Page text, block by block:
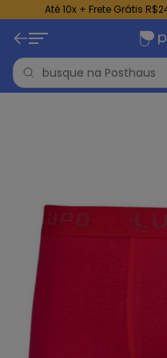
Até 10x + Frete Grátis